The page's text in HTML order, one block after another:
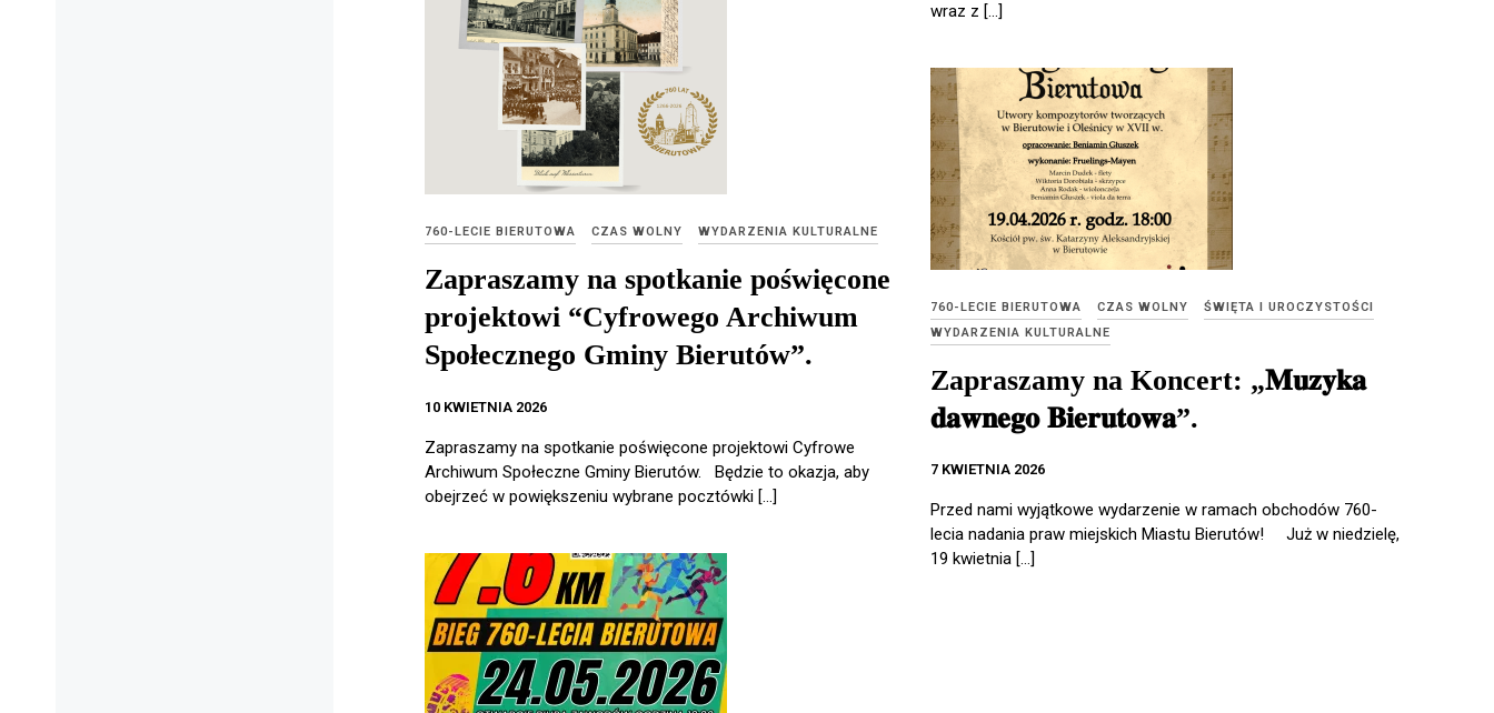
wraz z […]
760-LECIE BIERUTOWA CZAS WOLNY WYDARZENIA KULTURALNE
Zapraszamy na spotkanie poświęcone
projektowi “Cyfrowego Archiwum
Społecznego Gminy Bierutów”.
10 KWIETNIA 2026
Zapraszamy na spotkanie poświęcone projektowi Cyfrowe
Archiwum Społeczne Gminy Bierutów. Będzie to okazja, aby
obejrzeć w powiększeniu wybrane pocztówki […]
760-LECIE BIERUTOWA CZAS WOLNY
ŚWIĘTA I UROCZYSTOŚCI
WYDARZENIA KULTURALNE
Zapraszamy na Koncert: „𝐌𝐮𝐳𝐲𝐤𝐚
𝐝𝐚𝐰𝐧𝐞𝐠𝐨 𝐁𝐢𝐞𝐫𝐮𝐭𝐨𝐰𝐚”.
7 KWIETNIA 2026
Przed nami wyjątkowe wydarzenie w ramach obchodów 760-
lecia nadania praw miejskich Miastu Bierutów! Już w niedzielę,
19 kwietnia […]